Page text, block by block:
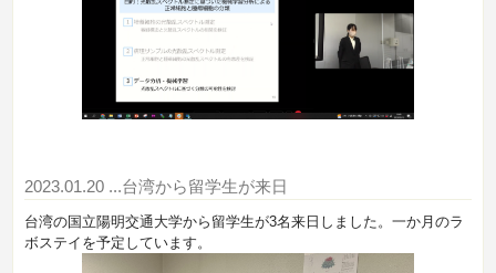
2023.01.20 ...台湾から留学生が来日
台湾の国立陽明交通大学から留学生が3名来日しました。一か月のラ
ボステイを予定しています。